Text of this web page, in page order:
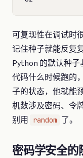
可复现性在调试时
记住种子就能反复
Python 的默认种
代码什么时候跑的
子的状态，他就能
机数涉及密码、令
别用
random 了。
密码学安全的